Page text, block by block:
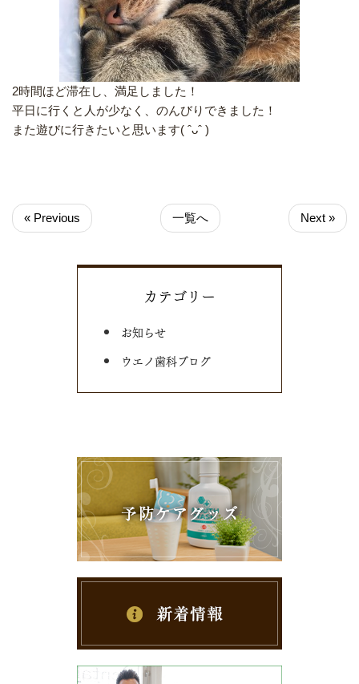
2時間ほど滞在し、満足しました！
平日に行くと人が少なく、のんびりできました！
また遊びに行きたいと思います( ˆᴗˆ )
« Previous 一覧へ Next »
カテゴリー
お知らせ
ウエノ歯科ブログ